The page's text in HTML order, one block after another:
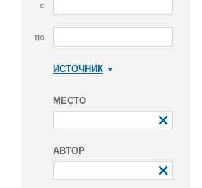
с
по
ИСТОЧНИК
МЕСТО
АВТОР